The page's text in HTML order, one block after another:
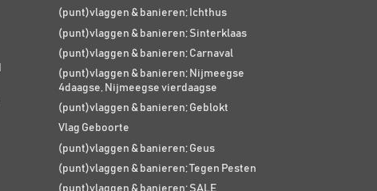
(punt)vlaggen & banieren; Ichthus
(punt)vlaggen & banieren; Sinterklaas
(punt)vlaggen & banieren; Carnaval
(punt)vlaggen & banieren; Nijmeegse
4daagse, Nijmeegse vierdaagse
(punt)vlaggen & banieren; Geblokt
Vlag Geboorte
(punt)vlaggen & banieren; Geus
(punt)vlaggen & banieren; Tegen Pesten
(punt)vlaggen & banieren; SALE